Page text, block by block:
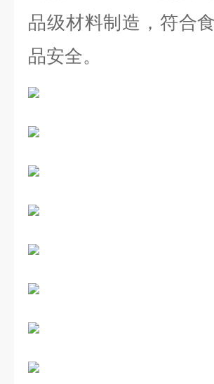
品级材料制造，符合
品安全。